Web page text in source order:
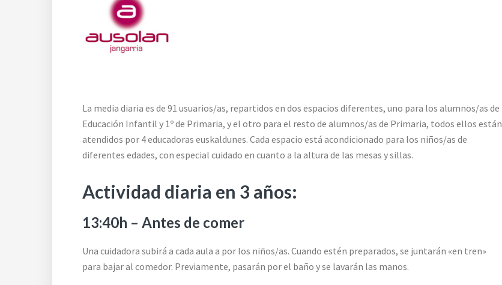
La media diaria es de 91 usuarios/as, repartidos en dos espacios diferentes, uno para los alumnos/as de
Educación Infantil y 1º de Primaria, y el otro para el resto de alumnos/as de Primaria, todos ellos están
atendidos por 4 educadoras euskaldunes. Cada espacio está acondicionado para los niños/as de
diferentes edades, con especial cuidado en cuanto a la altura de las mesas y sillas.
Actividad diaria en 3 años:
13:40h – Antes de comer
Una cuidadora subirá a cada aula a por los niños/as. Cuando estén preparados, se juntarán «en tren»
para bajar al comedor. Previamente, pasarán por el baño y se lavarán las manos.